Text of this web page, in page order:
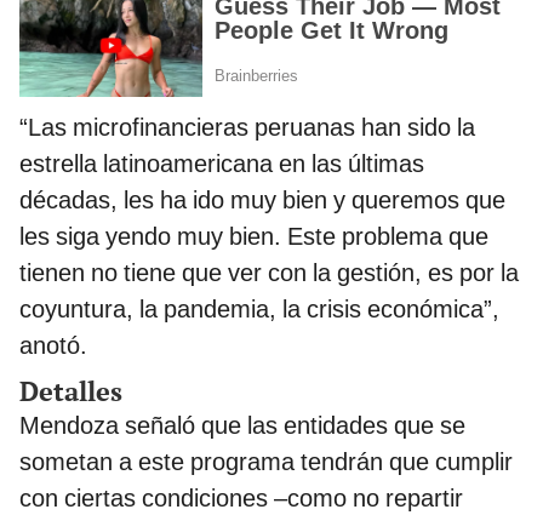
“Las microfinancieras peruanas han sido la
estrella latinoamericana en las últimas
décadas, les ha ido muy bien y queremos que
les siga yendo muy bien. Este problema que
tienen no tiene que ver con la gestión, es por la
coyuntura, la pandemia, la crisis económica”,
anotó.
Detalles
Mendoza señaló que las entidades que se
sometan a este programa tendrán que cumplir
con ciertas condiciones –como no repartir